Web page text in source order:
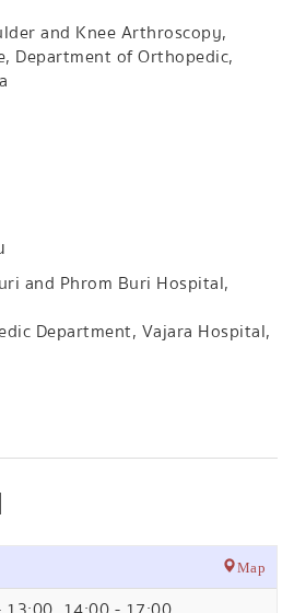
and Knee Arthroscopy,
Department of Orthopedic,
and Phrom Buri Hospital,
Department, Vajara Hospital,
Map